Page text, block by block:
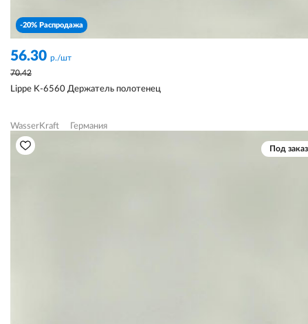
-20% Распродажа
56.30 р./шт
70.42
Lippe K-6560 Держатель полотенец
WasserKraft Германия
Под заказ